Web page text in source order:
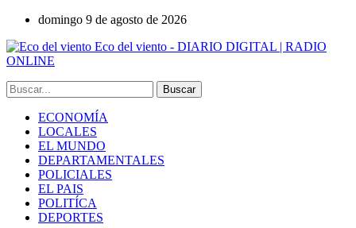
domingo 9 de agosto de 2026
Eco del viento - DIARIO DIGITAL | RADIO
ONLINE
ECONOMÍA
LOCALES
EL MUNDO
DEPARTAMENTALES
POLICIALES
EL PAIS
POLITÍCA
DEPORTES